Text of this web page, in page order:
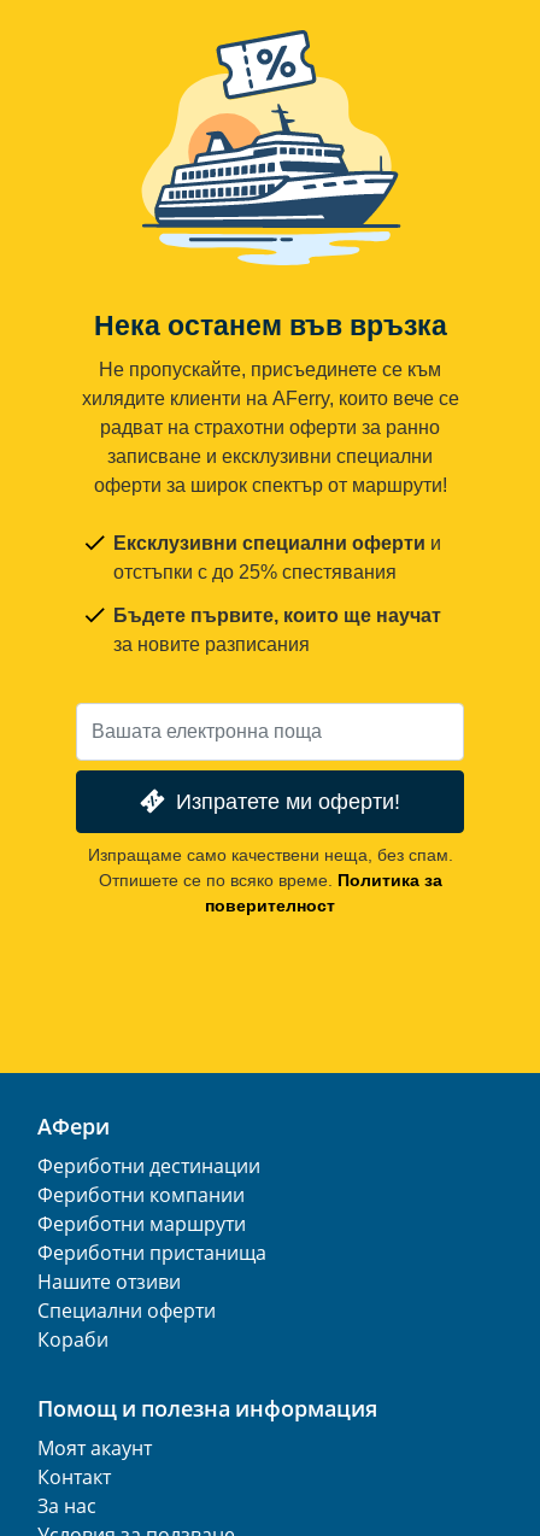
Нека останем във връзка
Не пропускайте, присъединете се към
хилядите клиенти на AFerry, които вече се
радват на страхотни оферти за ранно
записване и ексклузивни специални
оферти за широк спектър от маршрути!
Ексклузивни специални оферти и
отстъпки с до 25% спестявания
Бъдете първите, които ще научат
за новите разписания
Изпратете ми оферти!
Изпращаме само качествени неща, без спам.
Отпишете се по всяко време. Политика за
поверителност
АФери
Фериботни дестинации
Фериботни компании
Фериботни маршрути
Фериботни пристанища
Нашите отзиви
Специални оферти
Кораби
Помощ и полезна информация
Моят акаунт
Контакт
За нас